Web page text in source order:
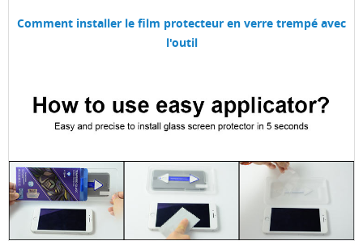
Comment installer le film protecteur en verre trempé avec
l'outil